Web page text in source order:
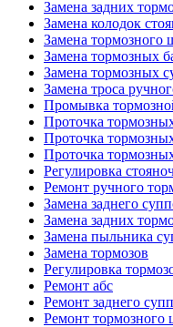
Замена задних
Замена колодок
Замена тормозного
Замена тормозных
Замена тормозных
Замена троса
Промывка
Проточка
Проточка
Проточка
Регулировка
Ремонт ручного
Замена заднего
Замена задних
Замена пыльника
Замена тормозов
Регулировка
Ремонт абс
Ремонт заднего
Ремонт тормозного